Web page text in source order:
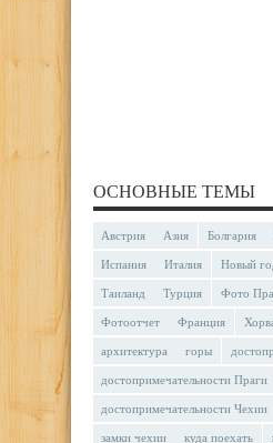
ОСНОВНЫЕ ТЕМЫ
Австрия Азия Болгария
Испания Италия Новый
Таиланд Турция Фото
Фотоотчет Франция
архитектура горы
достопримечательности Праги
достопримечательности Чехии
замки чехии куда поехать